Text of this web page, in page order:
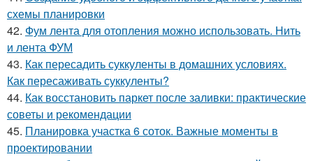
схемы планировки
42. Фум лента для отопления можно использовать. Нить
и лента ФУМ
43. Как пересадить суккуленты в домашних условиях.
Как пересаживать суккуленты?
44. Как восстановить паркет после заливки: практические
советы и рекомендации
45. Планировка участка 6 соток. Важные моменты в
проектировании